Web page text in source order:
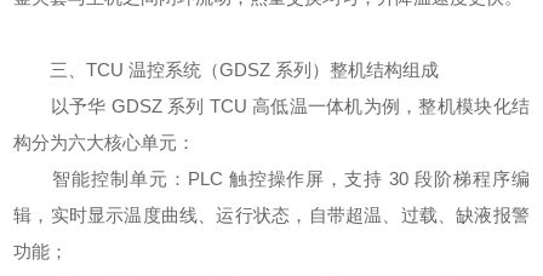
三、TCU 温控系统（GDSZ 系列）整机结构组成
以予华 GDSZ 系列 TCU 高低温一体机为例，整机模块化结
构分为六大核心单元：
智能控制单元：PLC 触控操作屏，支持 30 段阶梯程序编
辑，实时显示温度曲线、运行状态，自带超温、过载、缺液报警
功能；